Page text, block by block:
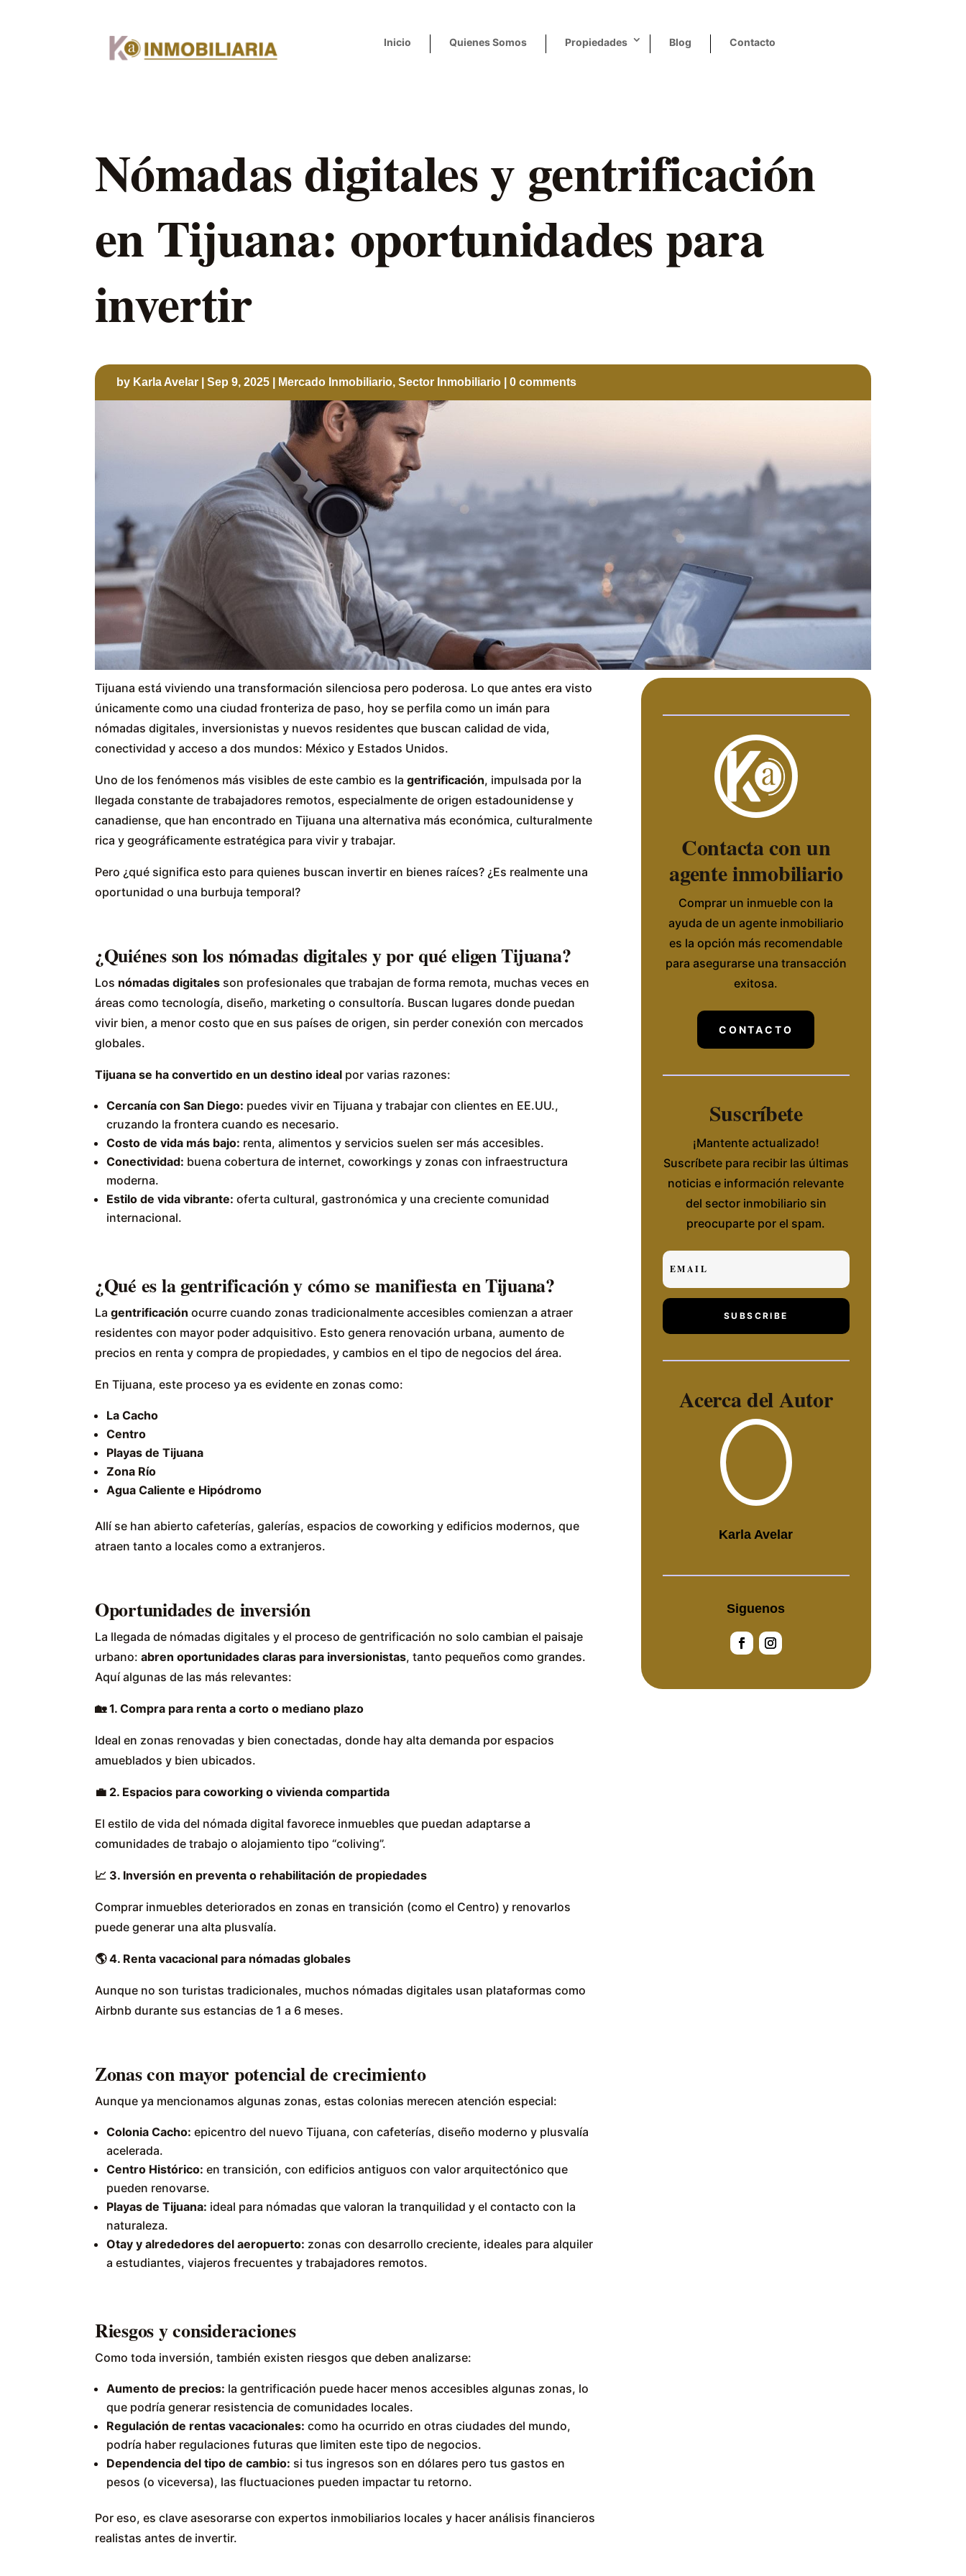
Inicio Quienes Somos Propiedades Blog Contacto
Nómadas digitales y gentrificación
en Tijuana: oportunidades para
invertir
by Karla Avelar Sep 9, 2025 Mercado Inmobiliario, Sector Inmobiliario 0 comments
Tijuana está viviendo una transformación silenciosa pero poderosa. Lo que antes era visto
únicamente como una ciudad fronteriza de paso, hoy se perfila como un imán para
nómadas digitales, inversionistas y nuevos residentes que buscan calidad de vida,
conectividad y acceso a dos mundos: México y Estados Unidos.
Uno de los fenómenos más visibles de este cambio es la gentrificación, impulsada por la
llegada constante de trabajadores remotos, especialmente de origen estadounidense y
canadiense, que han encontrado en Tijuana una alternativa más económica, culturalmente
rica y geográficamente estratégica para vivir y trabajar.
Pero ¿qué significa esto para quienes buscan invertir en bienes raíces? ¿Es realmente una
oportunidad o una burbuja temporal?
¿Quiénes son los nómadas digitales y por qué eligen Tijuana?
Los nómadas digitales son profesionales que trabajan de forma remota, muchas veces en
áreas como tecnología, diseño, marketing o consultoría. Buscan lugares donde puedan
vivir bien, a menor costo que en sus países de origen, sin perder conexión con mercados
globales.
Tijuana se ha convertido en un destino ideal por varias razones:
Cercanía con San Diego: puedes vivir en Tijuana y trabajar con clientes en EE.UU.,
cruzando la frontera cuando es necesario.
Costo de vida más bajo: renta, alimentos y servicios suelen ser más accesibles.
Conectividad: buena cobertura de internet, coworkings y zonas con infraestructura
moderna.
Estilo de vida vibrante: oferta cultural, gastronómica y una creciente comunidad
internacional.
¿Qué es la gentrificación y cómo se manifiesta en Tijuana?
La gentrificación ocurre cuando zonas tradicionalmente accesibles comienzan a atraer
residentes con mayor poder adquisitivo. Esto genera renovación urbana, aumento de
precios en renta y compra de propiedades, y cambios en el tipo de negocios del área.
En Tijuana, este proceso ya es evidente en zonas como:
La Cacho
Centro
Playas de Tijuana
Zona Río
Agua Caliente e Hipódromo
Allí se han abierto cafeterías, galerías, espacios de coworking y edificios modernos, que
atraen tanto a locales como a extranjeros.
Oportunidades de inversión
La llegada de nómadas digitales y el proceso de gentrificación no solo cambian el paisaje
urbano: abren oportunidades claras para inversionistas, tanto pequeños como grandes.
Aquí algunas de las más relevantes:
🏡1. Compra para renta a corto o mediano plazo
Ideal en zonas renovadas y bien conectadas, donde hay alta demanda por espacios
amueblados y bien ubicados.
💼 2. Espacios para coworking o vivienda compartida
El estilo de vida del nómada digital favorece inmuebles que puedan adaptarse a
comunidades de trabajo o alojamiento tipo “coliving”.
📈 3. Inversión en preventa o rehabilitación de propiedades
Comprar inmuebles deteriorados en zonas en transición (como el Centro) y renovarlos
puede generar una alta plusvalía.
🌎4. Renta vacacional para nómadas globales
Aunque no son turistas tradicionales, muchos nómadas digitales usan plataformas como
Airbnb durante sus estancias de 1 a 6 meses.
Zonas con mayor potencial de crecimiento
Aunque ya mencionamos algunas zonas, estas colonias merecen atención especial:
Colonia Cacho: epicentro del nuevo Tijuana, con cafeterías, diseño moderno y plusvalía
acelerada.
Centro Histórico: en transición, con edificios antiguos con valor arquitectónico que
pueden renovarse.
Playas de Tijuana: ideal para nómadas que valoran la tranquilidad y el contacto con la
naturaleza.
Otay y alrededores del aeropuerto: zonas con desarrollo creciente, ideales para alquiler
a estudiantes, viajeros frecuentes y trabajadores remotos.
Riesgos y consideraciones
Como toda inversión, también existen riesgos que deben analizarse:
Aumento de precios: la gentrificación puede hacer menos accesibles algunas zonas, lo
que podría generar resistencia de comunidades locales.
Regulación de rentas vacacionales: como ha ocurrido en otras ciudades del mundo,
podría haber regulaciones futuras que limiten este tipo de negocios.
Dependencia del tipo de cambio: si tus ingresos son en dólares pero tus gastos en
pesos (o viceversa), las fluctuaciones pueden impactar tu retorno.
Por eso, es clave asesorarse con expertos inmobiliarios locales y hacer análisis financieros
realistas antes de invertir.
Contacta con un
agente inmobiliario
Comprar un inmueble con la
ayuda de un agente inmobiliario
es la opción más recomendable
para asegurarse una transacción
exitosa.
CONTACTO
Suscríbete
¡Mantente actualizado!
Suscríbete para recibir las últimas
noticias e información relevante
del sector inmobiliario sin
preocuparte por el spam.
SUBSCRIBE
Acerca del Autor
Karla Avelar
Siguenos